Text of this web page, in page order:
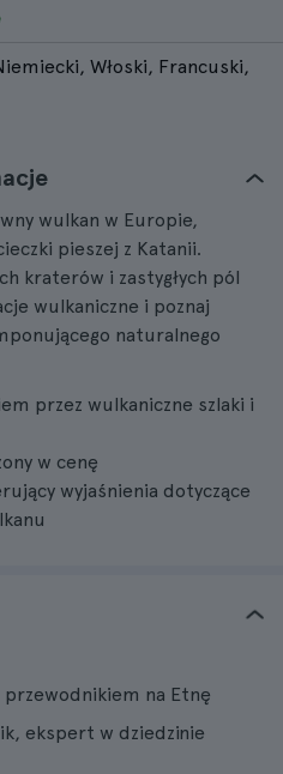
Włoski, Francuski,
wulkan w Europie,
pieszej z Katanii.
kraterów i zastygłych pól
wulkaniczne i poznaj
naturalnego
przez wulkaniczne szlaki i
w cenę
wyjaśnienia dotyczące
przewodnikiem na Etnę
ekspert w dziedzinie